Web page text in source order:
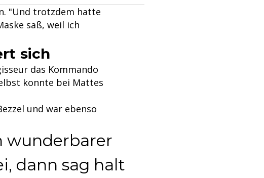
"Und trotzdem hatte
saß, weil ich
sich
das Kommando
konnte bei Mattes
und war ebenso
wunderbarer
dann sag halt